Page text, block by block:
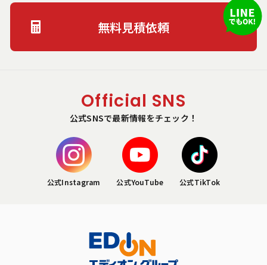
無料見積依頼
Official SNS
公式SNSで最新情報をチェック！
公式Instagram 公式YouTube 公式TikTok